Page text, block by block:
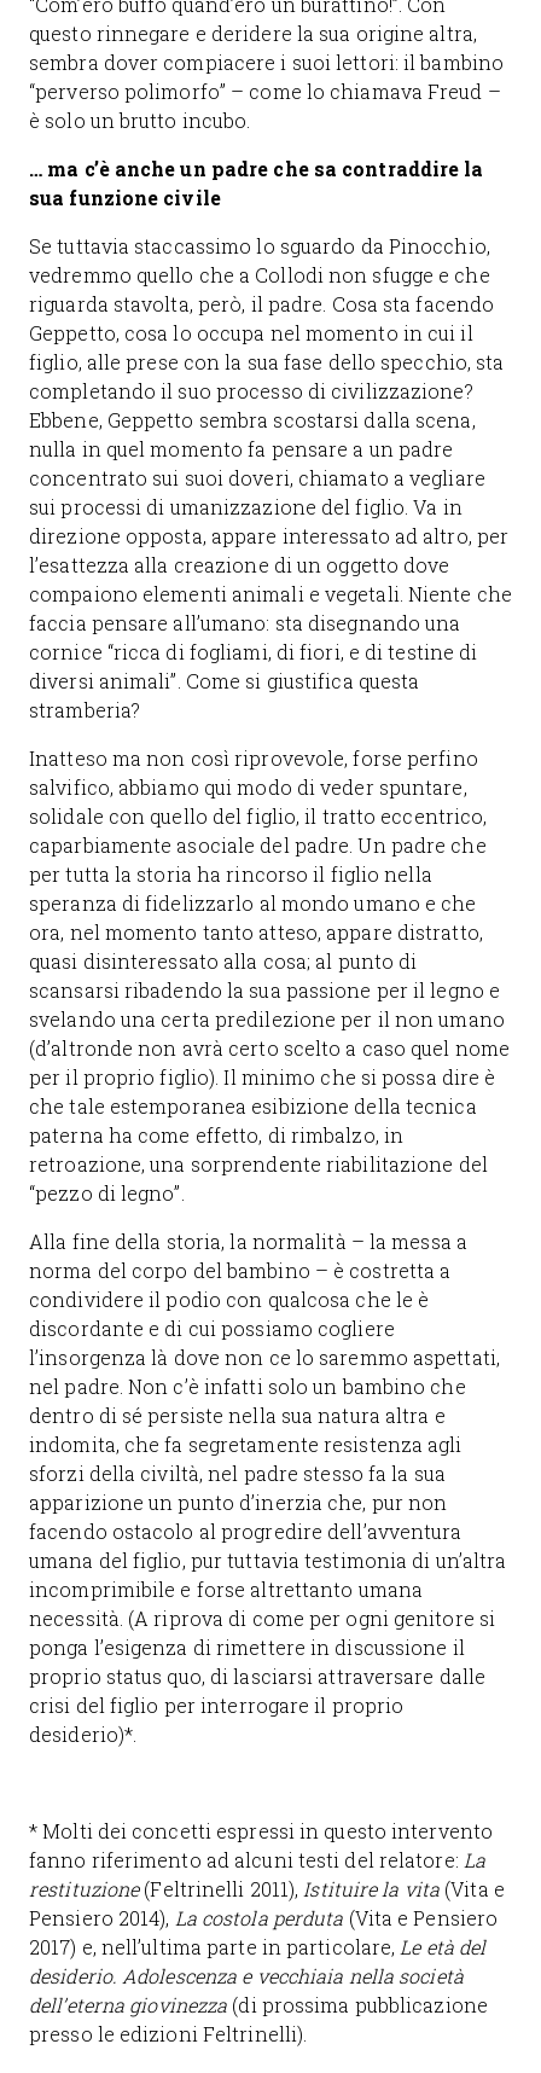
questo rinnegare e deridere la sua origine altra,
sembra dover compiacere i suoi lettori: il bambino
“perverso polimorfo” – come lo chiamava Freud –
è solo un brutto incubo.
… ma c’è anche un padre che sa contraddire la
sua funzione civile
Se tuttavia staccassimo lo sguardo da Pinocchio,
vedremmo quello che a Collodi non sfugge e che
riguarda stavolta, però, il padre. Cosa sta facendo
Geppetto, cosa lo occupa nel momento in cui il
figlio, alle prese con la sua fase dello specchio, sta
completando il suo processo di civilizzazione?
Ebbene, Geppetto sembra scostarsi dalla scena,
nulla in quel momento fa pensare a un padre
concentrato sui suoi doveri, chiamato a vegliare
sui processi di umanizzazione del figlio. Va in
direzione opposta, appare interessato ad altro, per
l’esattezza alla creazione di un oggetto dove
compaiono elementi animali e vegetali. Niente che
faccia pensare all’umano: sta disegnando una
cornice “ricca di fogliami, di fiori, e di testine di
diversi animali”. Come si giustifica questa
stramberia?
Inatteso ma non così riprovevole, forse perfino
salvifico, abbiamo qui modo di veder spuntare,
solidale con quello del figlio, il tratto eccentrico,
caparbiamente asociale del padre. Un padre che
per tutta la storia ha rincorso il figlio nella
speranza di fidelizzarlo al mondo umano e che
ora, nel momento tanto atteso, appare distratto,
quasi disinteressato alla cosa; al punto di
scansarsi ribadendo la sua passione per il legno e
svelando una certa predilezione per il non umano
(d’altronde non avrà certo scelto a caso quel nome
per il proprio figlio). Il minimo che si possa dire è
che tale estemporanea esibizione della tecnica
paterna ha come effetto, di rimbalzo, in
retroazione, una sorprendente riabilitazione del
“pezzo di legno”.
Alla fine della storia, la normalità – la messa a
norma del corpo del bambino – è costretta a
condividere il podio con qualcosa che le è
discordante e di cui possiamo cogliere
l’insorgenza là dove non ce lo saremmo aspettati,
nel padre. Non c’è infatti solo un bambino che
dentro di sé persiste nella sua natura altra e
indomita, che fa segretamente resistenza agli
sforzi della civiltà, nel padre stesso fa la sua
apparizione un punto d’inerzia che, pur non
facendo ostacolo al progredire dell’avventura
umana del figlio, pur tuttavia testimonia di un’altra
incomprimibile e forse altrettanto umana
necessità. (A riprova di come per ogni genitore si
ponga l’esigenza di rimettere in discussione il
proprio status quo, di lasciarsi attraversare dalle
crisi del figlio per interrogare il proprio
desiderio)*.
* Molti dei concetti espressi in questo intervento
fanno riferimento ad alcuni testi del relatore: La
restituzione(Feltrinelli 2011), Istituire la vita (Vita e
Pensiero 2014), La costola perduta (Vita e Pensiero
2017) e, nell’ultima parte in particolare, Le età del
desiderio. Adolescenza e vecchiaia nella società
dell’eterna giovinezza (di prossima pubblicazione
presso le edizioni Feltrinelli).